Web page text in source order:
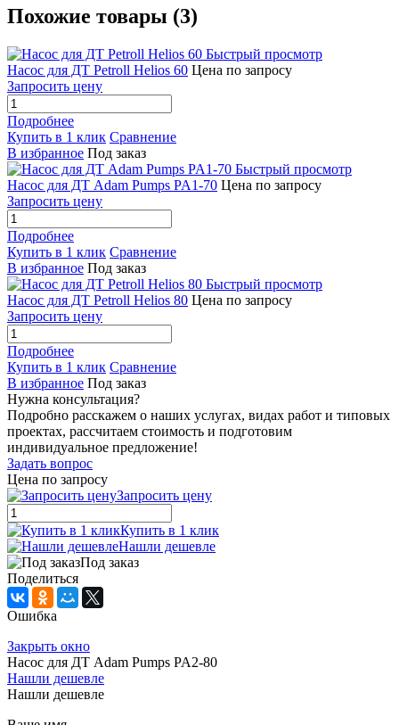
Похожие товары (3)
Быстрый просмотр
Насос для ДТ Petroll Helios 60 Цена по запросу
Запросить цену
Подробнее
Купить в 1 клик Сравнение
В избранное Под заказ
Быстрый просмотр
Насос для ДТ Adam Pumps PA1-70 Цена по запросу
Запросить цену
Подробнее
Купить в 1 клик Сравнение
В избранное Под заказ
Быстрый просмотр
Насос для ДТ Petroll Helios 80 Цена по запросу
Запросить цену
Подробнее
Купить в 1 клик Сравнение
В избранное Под заказ
Нужна консультация?
Подробно расскажем о наших услугах, видах работ и типовых
проектах, рассчитаем стоимость и подготовим
индивидуальное предложение!
Задать вопрос
Цена по запросу
Запросить цену
Купить в 1 клик
Нашли дешевле
Под заказ
Поделиться
Ошибка
Закрыть окно
Насос для ДТ Adam Pumps PA2-80
Нашли дешевле
Нашли дешевле